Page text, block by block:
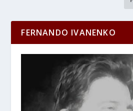
FERNANDO IVANENKO